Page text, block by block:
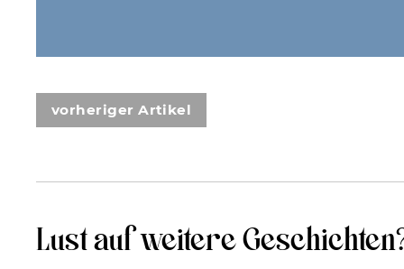
vorheriger Artikel
Lust auf weitere